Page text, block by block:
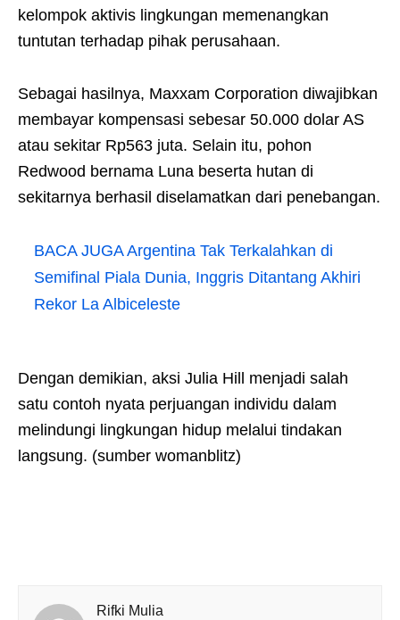
kelompok aktivis lingkungan memenangkan
tuntutan terhadap pihak perusahaan.
Sebagai hasilnya, Maxxam Corporation diwajibkan
membayar kompensasi sebesar 50.000 dolar AS
atau sekitar Rp563 juta. Selain itu, pohon
Redwood bernama Luna beserta hutan di
sekitarnya berhasil diselamatkan dari penebangan.
BACA JUGA Argentina Tak Terkalahkan di
Semifinal Piala Dunia, Inggris Ditantang Akhiri
Rekor La Albiceleste
Dengan demikian, aksi Julia Hill menjadi salah
satu contoh nyata perjuangan individu dalam
melindungi lingkungan hidup melalui tindakan
langsung. (sumber womanblitz)
Rifki Mulia